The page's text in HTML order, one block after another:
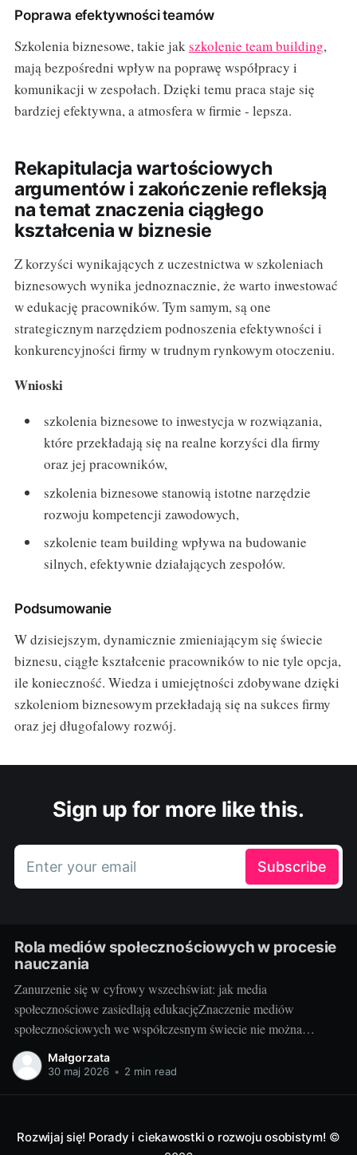
Poprawa efektywności teamów
Szkolenia biznesowe, takie jak szkolenie team building,
mają bezpośredni wpływ na poprawę współpracy i
komunikacji w zespołach. Dzięki temu praca staje się
bardziej efektywna, a atmosfera w firmie - lepsza.
Rekapitulacja wartościowych
argumentów i zakończenie refleksją
na temat znaczenia ciągłego
kształcenia w biznesie
Z korzyści wynikających z uczestnictwa w szkoleniach
biznesowych wynika jednoznacznie, że warto inwestować
w edukację pracowników. Tym samym, są one
strategicznym narzędziem podnoszenia efektywności i
konkurencyjności firmy w trudnym rynkowym otoczeniu.
Wnioski
szkolenia biznesowe to inwestycja w rozwiązania,
które przekładają się na realne korzyści dla firmy
oraz jej pracowników,
szkolenia biznesowe stanowią istotne narzędzie
rozwoju kompetencji zawodowych,
szkolenie team building wpływa na budowanie
silnych, efektywnie działających zespołów.
Podsumowanie
W dzisiejszym, dynamicznie zmieniającym się świecie
biznesu, ciągłe kształcenie pracowników to nie tyle opcja,
ile konieczność. Wiedza i umiejętności zdobywane dzięki
szkoleniom biznesowym przekładają się na sukces firmy
oraz jej długofalowy rozwój.
Sign up for more like this.
Enter your email Subscribe
Rola mediów społecznościowych w procesie
nauczania
Zanurzenie się w cyfrowy wszechświat: jak media
społecznościowe zasiedlają edukacjęZnaczenie mediów
społecznościowych we współczesnym świecie nie można
przecenić. Facebook, Instagram, Twitter, YouTube, LinkedIn i
wiele innych platform stało się nieodłączną częścią codzienności
odgrywają też istotną rolę
Małgorzata
30 maj 2026 • 2 min read
Rozwijaj się! Porady i ciekawostki o rozwoju osobistym! ©